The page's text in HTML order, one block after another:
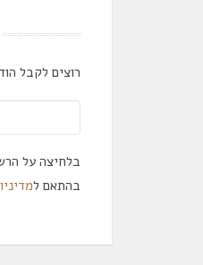
רוצים לקבל
בלחיצה על
בהתאם ל